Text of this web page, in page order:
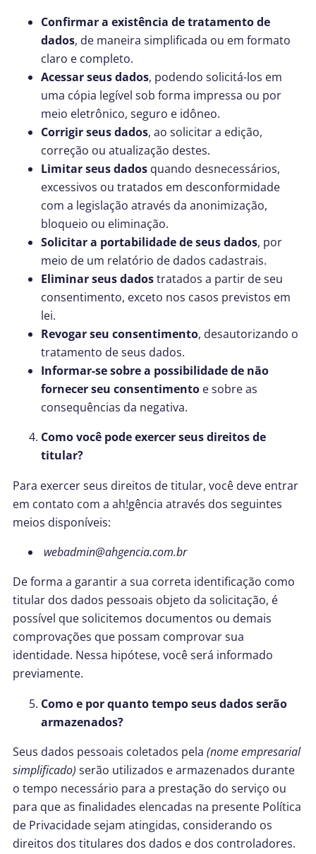
Confirmar a existência de tratamento de
dados, de maneira simplificada ou em formato
claro e completo.
Acessar seus dados, podendo solicitá-los em
uma cópia legível sob forma impressa ou por
meio eletrônico, seguro e idôneo.
Corrigir seus dados, ao solicitar a edição,
correção ou atualização destes.
Limitar seus dados quando desnecessários,
excessivos ou tratados em desconformidade
com a legislação através da anonimização,
bloqueio ou eliminação.
Solicitar a portabilidade de seus dados, por
meio de um relatório de dados cadastrais.
Eliminar seus dadostratados a partir de seu
consentimento, exceto nos casos previstos em
lei.
Revogar seu consentimento, desautorizando o
tratamento de seus dados.
Informar-se sobre a possibilidade de não
fornecer seu consentimento e sobre as
consequências da negativa.
Como você pode exercer seus direitos de
titular?
Para exercer seus direitos de titular, você deve entrar
em contato com a ah!gência através dos seguintes
meios disponíveis:
webadmin@ahgencia.com.br
De forma a garantir a sua correta identificação como
titular dos dados pessoais objeto da solicitação, é
possível que solicitemos documentos ou demais
comprovações que possam comprovar sua
identidade. Nessa hipótese, você será informado
previamente.
Como e por quanto tempo seus dados serão
armazenados?
Seus dados pessoais coletados pela (nome empresarial
simplificado) serão utilizados e armazenados durante
o tempo necessário para a prestação do serviço ou
para que as finalidades elencadas na presente Política
de Privacidade sejam atingidas, considerando os
direitos dos titulares dos dados e dos controladores.